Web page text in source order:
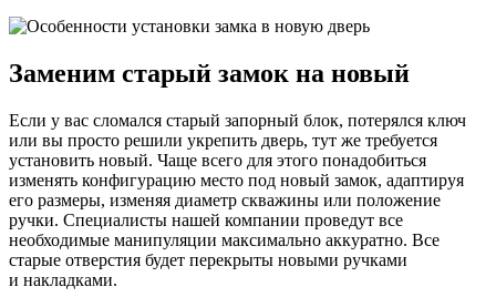
Заменим старый замок на новый
Если у вас сломался старый запорный блок, потерялся ключ
или вы просто решили укрепить дверь, тут же требуется
установить новый. Чаще всего для этого понадобиться
изменять конфигурацию место под новый замок, адаптируя
его размеры, изменяя диаметр скважины или положение
ручки. Специалисты нашей компании проведут все
необходимые манипуляции максимально аккуратно. Все
старые отверстия будет перекрыты новыми ручками
и накладками.